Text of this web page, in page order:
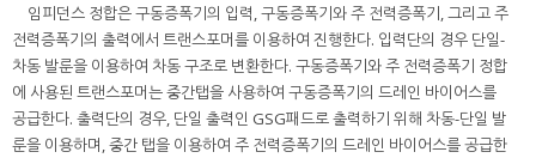
임피던스 정합은 구동증폭기의 입력, 구동증폭기와 주 전력증폭기, 그리고 주
전력증폭기의 출력에서 트랜스포머를 이용하여 진행한다. 입력단의 경우 단일-
차동 발룬을 이용하여 차동 구조로 변환한다. 구동증폭기와 주 전력증폭기 정합
에 사용된 트랜스포머는 중간탭을 사용하여 구동증폭기의 드레인 바이어스를
공급한다. 출력단의 경우, 단일 출력인 GSG패드로 출력하기 위해 차동-단일 발
룬을 이용하며, 중간 탭을 이용하여 주 전력증폭기의 드레인 바이어스를 공급한